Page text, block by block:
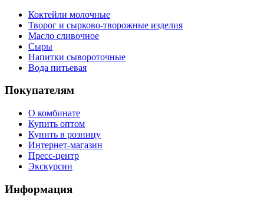
Коктейли молочные
Творог и сырково-творожные изделия
Масло сливочное
Сыры
Напитки сывороточные
Вода питьевая
Покупателям
О комбинате
Купить оптом
Купить в розницу
Интернет-магазин
Пресс-центр
Экскурсии
Информация